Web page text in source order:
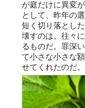
が庭だけに異変
として、昨年の
短く切り落とし
壊すのは、往々
るものだ。罪深
て小さな小さな
せてくれたのだ